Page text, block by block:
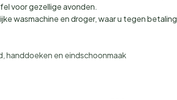
voor gezellige avonden.
wasmachine en droger, waar u tegen betaling
handdoeken en eindschoonmaak